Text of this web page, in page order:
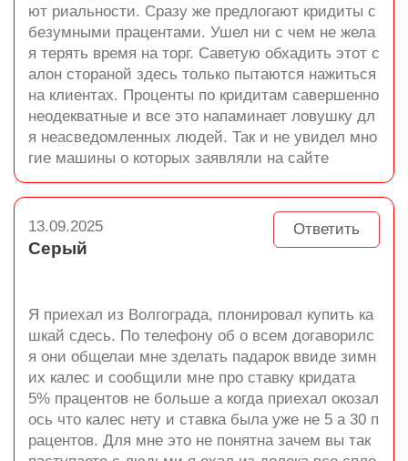
ют риальности. Сразу же предлогают кридиты с
безумными працентами. Ушел ни с чем не жела
я терять время на торг. Саветую обхадить этот с
алон стораной здесь только пытаются нажиться
на клиентах. Проценты по кридитам савершенно
неодекватные и все это напаминает ловушку дл
я неасведомленных людей. Так и не увидел мно
гие машины о которых заявляли на сайте
Ответить
13.09.2025
Серый
Я приехал из Волгограда, плонировал купить ка
шкай сдесь. По телефону об о всем догаворилс
я они общелаи мне зделать падарок ввиде зимн
их калес и сообщили мне про ставку кридата
5% працентов не больше а когда приехал окозал
ось что калес нету и ставка была уже не 5 а 30 п
рацентов. Для мне это не понятна зачем вы так